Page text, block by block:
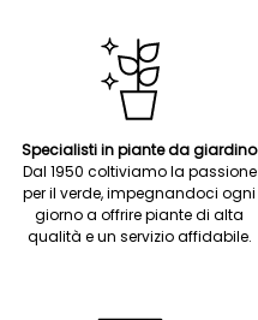
Specialisti in piante da giardino
Dal 1950 coltiviamo la passione
per il verde, impegnandoci ogni
giorno a offrire piante di alta
qualità e un servizio affidabile.